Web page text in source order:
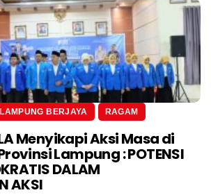
LAMPUNG BERJAYA RAGAM
Menyikapi Aksi Masa di
Lampung : POTENSI
DALAM
AKSI